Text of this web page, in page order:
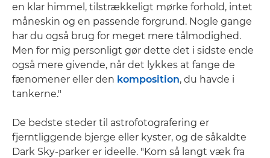
en klar himmel, tilstrækkeligt mørke forhold, intet
måneskin og en passende forgrund. Nogle gange
har du også brug for meget mere tålmodighed.
Men for mig personligt gør dette det i sidste ende
også mere givende, når det lykkes at fange de
fænomener eller den komposition, du havde i
tankerne."
De bedste steder til astrofotografering er
fjerntliggende bjerge eller kyster, og de såkaldte
Dark Sky-parker er ideelle. "Kom så langt væk fra